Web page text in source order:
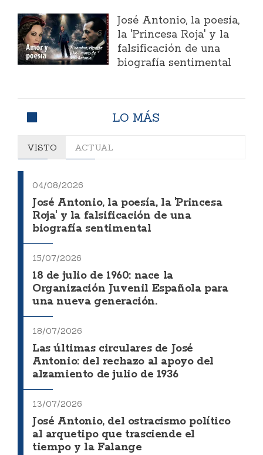
José Antonio, la poesía,
la 'Princesa Roja' y la
falsificación de una
biografía sentimental
LO MÁS
VISTO ACTUAL
04/08/2026
José Antonio, la poesía, la 'Princesa
Roja' y la falsificación de una
biografía sentimental
15/07/2026
18 de julio de 1960: nace la
Organización Juvenil Española para
una nueva generación.
18/07/2026
Las últimas circulares de José
Antonio: del rechazo al apoyo del
alzamiento de julio de 1936
13/07/2026
José Antonio, del ostracismo político
al arquetipo que trasciende el
tiempo y la Falange